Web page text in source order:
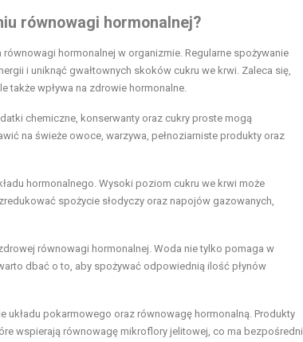
równowagi hormonalnej?
hormonalnej w organizmie. Regularne spożywanie
i uniknąć gwałtownych skoków cukru we krwi. Zaleca się,
także wpływa na zdrowie hormonalne.
chemiczne, konserwanty oraz cukry proste mogą
na świeże owoce, warzywa, pełnoziarniste produkty oraz
hormonalnego. Wysoki poziom cukru we krwi może
spożycie słodyczy oraz napojów gazowanych,
równowagi hormonalnej. Woda nie tylko pomaga w
dbać o to, aby spożywać odpowiednią ilość płynów
pokarmowego oraz równowagę hormonalną. Produkty
wspierają równowagę mikroflory jelitowej, co ma bezpośredni